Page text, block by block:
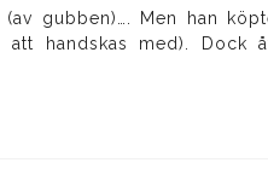
gubben)…. Men han
att handskas med).